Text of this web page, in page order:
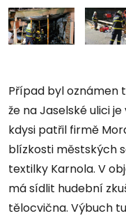
Případ byl oznámen
že na Jaselské ulici
kdysi patřil firmě
blízkosti městských
textilky Karnola. V
má sídlit hudební
tělocvična. Výbuch